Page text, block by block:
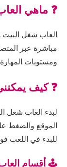
❓ ماهي
العاب شغل البيت
مباشرة عبر
ومستويات
❓ كيف
لبدء العاب شغل
الموقع والضغط
للبدء في اللعب
🕹️ أقسام